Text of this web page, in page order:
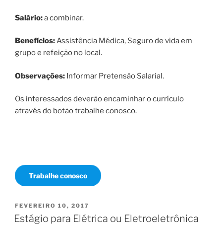
Salário:a combinar.
Benefícios:Assistência Médica, Seguro de vida em
grupo e refeição no local.
Observações: Informar Pretensão Salarial.
Os interessados deverão encaminhar o currículo
através do botão trabalhe conosco.
Trabalhe conosco
PUBLICADO
EM
FEVEREIRO 10, 2017
Estágio para Elétrica ou Eletroeletrônica